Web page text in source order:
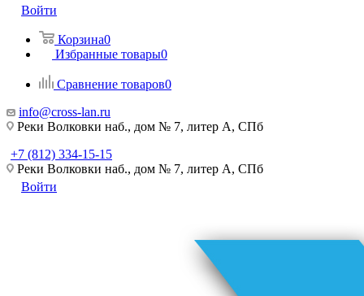
Войти
Корзина0
Избранные товары0
Сравнение товаров0
info@cross-lan.ru
Реки Волковки наб., дом № 7, литер А, СПб
+7 (812) 334-15-15
Реки Волковки наб., дом № 7, литер А, СПб
Войти